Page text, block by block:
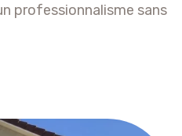
professionnalisme sans